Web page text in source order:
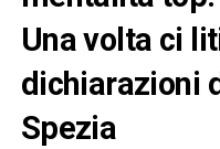
Una volta ci
dichiarazioni
Spezia